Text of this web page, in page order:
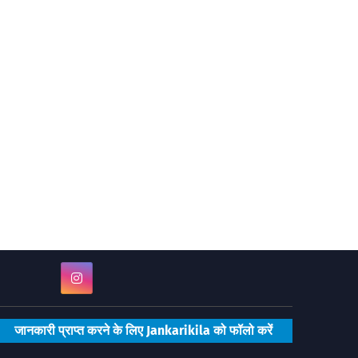
जानकारी प्राप्त करने के लिए Jankarikila को फॉलो करें